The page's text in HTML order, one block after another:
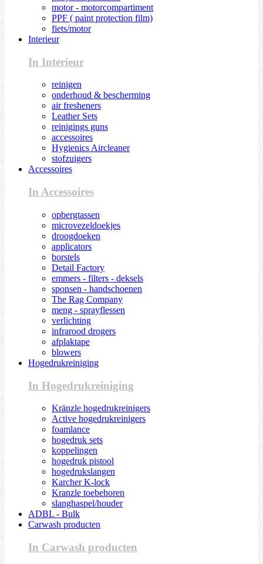
motor - motorcompartiment
PPF ( paint protection film)
fiets/motor
Interieur
In Interieur
reinigen
onderhoud & bescherming
air fresheners
Leather Sets
reinigings guns
accessoires
Hygienics Aircleaner
stofzuigers
Accessoires
In Accessoires
opbergtassen
microvezeldoekjes
droogdoeken
applicators
borstels
Detail Factory
emmers - filters - deksels
sponsen - handschoenen
The Rag Company
meng - sprayflessen
verlichting
infrarood drogers
afplaktape
blowers
Hogedrukreiniging
In Hogedrukreiniging
Kränzle hogedrukreinigers
Active hogedrukreinigers
foamlance
hogedruk sets
koppelingen
hogedruk pistool
hogedrukslangen
Karcher K-lock
Kranzle toebehoren
slanghaspel/houder
ADBL - Bulk
Carwash producten
In Carwash producten